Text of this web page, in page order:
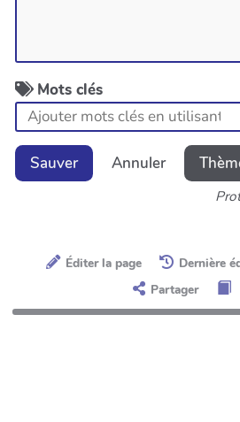
Mots clés
Sauver Annuler
Éditer la page
Dernière
Partager